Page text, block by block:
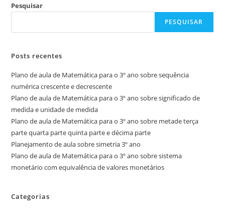
Pesquisar
PESQUISAR
Posts recentes
Plano de aula de Matemática para o 3º ano sobre sequência
numérica crescente e decrescente
Plano de aula de Matemática para o 3º ano sobre significado de
medida e unidade de medida
Plano de aula de Matemática para o 3º ano sobre metade terça
parte quarta parte quinta parte e décima parte
Planejamento de aula sobre simetria 3º ano
Plano de aula de Matemática para o 3º ano sobre sistema
monetário com equivalência de valores monetários
Categorias